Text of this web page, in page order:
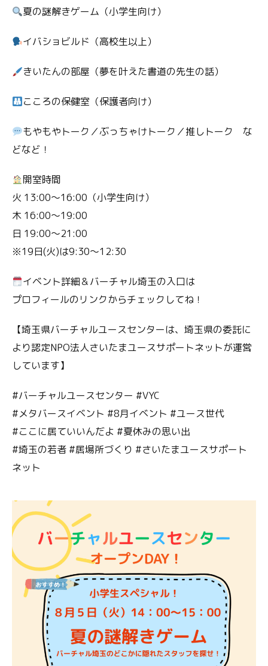
夏の謎解きゲーム（小学生向け）
イバショビルド（高校生以上）
きいたんの部屋（夢を叶えた書道の先生の話）
こころの保健室（保護者向け）
もやもやトーク／ぶっちゃけトーク／推しトーク な
どなど！
開室時間
火 13:00〜16:00（小学生向け）
木 16:00〜19:00
日 19:00〜21:00
※19日(火)は9:30〜12:30
イベント詳細＆バーチャル埼玉の入口は
プロフィールのリンクからチェックしてね！
【埼玉県バーチャルユースセンターは、埼玉県の委託に
より認定NPO法人さいたまユースサポートネットが運営
しています】
#バーチャルユースセンター #VYC
#メタバースイベント #8月イベント #ユース世代
#ここに居ていいんだよ #夏休みの思い出
#埼玉の若者 #居場所づくり #さいたまユースサポート
ネット